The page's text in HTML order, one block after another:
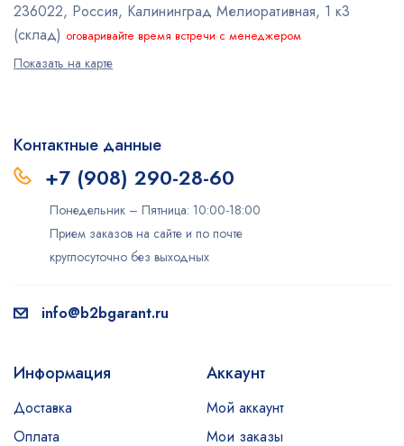
236022, Россия, Калининград Мелиоративная, 1 к3
(склад) оговаривайте время встречи с менеджером
Показать на карте
Контактные данные
+7 (908) 290-28-60
Понедельник – Пятница: 10:00-18:00
Прием заказов на сайте и по почте
круглосуточно без выходных
info@b2bgarant.ru
Информация
Доставка
Оплата
Аккаунт
Мой аккаунт
Мои заказы